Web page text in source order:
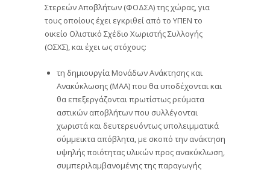
Στερεών Αποβλήτων (ΦΟΔΣΑ) της χώρας, για
τους οποίους έχει εγκριθεί από το ΥΠΕΝ το
οικείο Ολιστικό Σχέδιο Χωριστής Συλλογής
(ΟΣΧΣ), και έχει ως στόχους:
τη δημιουργία Μονάδων Ανάκτησης και
Ανακύκλωσης (ΜΑΑ) που θα υποδέχονται και
θα επεξεργάζονται πρωτίστως ρεύματα
αστικών αποβλήτων που συλλέγονται
χωριστά και δευτερευόντως υπολειμματικά
σύμμεικτα απόβλητα, με σκοπό την ανάκτηση
υψηλής ποιότητας υλικών προς ανακύκλωση,
συμπεριλαμβανομένης της παραγωγής